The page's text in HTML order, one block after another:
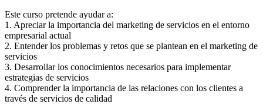
Este curso pretende ayudar a:
1. Apreciar la importancia del marketing de servicios en el entorno
empresarial actual
2. Entender los problemas y retos que se plantean en el marketing de
servicios
3. Desarrollar los conocimientos necesarios para implementar
estrategias de servicios
4. Comprender la importancia de las relaciones con los clientes a
través de servicios de calidad